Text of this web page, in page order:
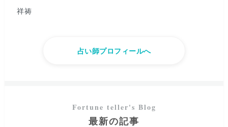
祥祷
占い師プロフィールへ
最新の記事